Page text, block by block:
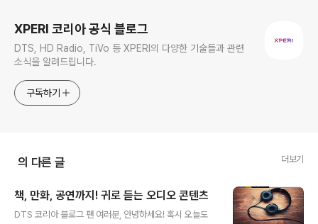
XPERI 코리아 공식 블로그
DTS, HD Radio, TiVo 등 XPERI의 다양한 기술들과 관련
소식을 알려드립니다.
구독하기
의 다른 글 더보기
책, 만화, 공연까지! 귀로 듣는 오디오 콘텐츠
DTS 코리아 블로그 팬 여러분, 안녕하세요! 혹시 오늘도